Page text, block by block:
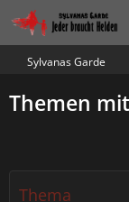
Sylvanas Garde
Themen
Thema